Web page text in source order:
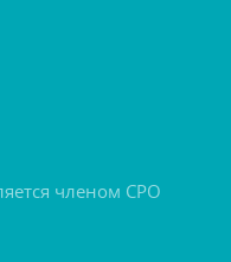
членом СРО